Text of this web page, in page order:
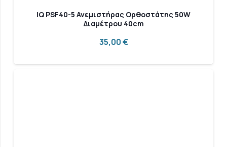
IQ PSF40-5 Ανεμιστήρας Ορθοστάτης 50W
Διαμέτρου 40cm
35,00€